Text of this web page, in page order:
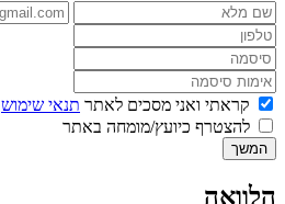
קראתי ואני מסכים לאתר תנאי שימוש
להצטרף כיועץ/מומחה באתר
המשך
הלוואה